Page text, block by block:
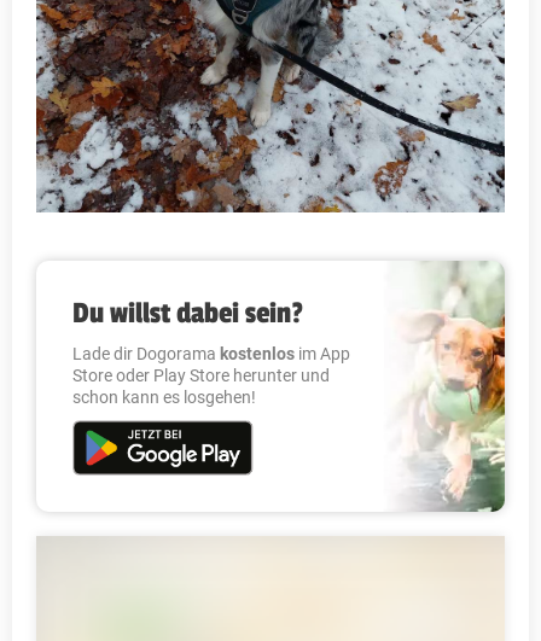
Du willst dabei sein?
Lade dir Dogorama kostenlos im App
Store oder Play Store herunter und
schon kann es losgehen!